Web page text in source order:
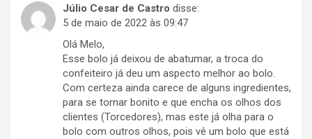
Júlio Cesar de Castro disse:
5 de maio de 2022 às 09:47
Olá Melo,
Esse bolo já deixou de abatumar, a troca do
confeiteiro já deu um aspecto melhor ao bolo.
Com certeza ainda carece de alguns ingredientes,
para se tornar bonito e que encha os olhos dos
clientes (Torcedores), mas este já olha para o
bolo com outros olhos, pois vê um bolo que está